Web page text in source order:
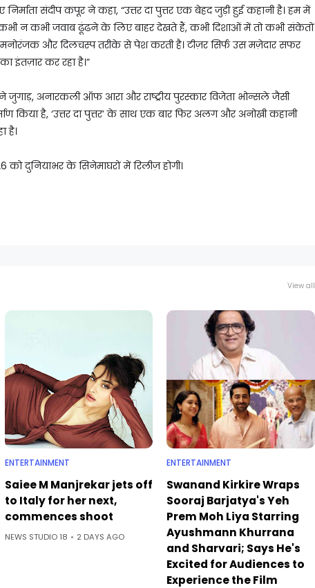
संदीप कपूर ने कहा, “उत्तर दा पुत्तर एक बेहद जुड़ी हुई कहानी है। हम में
न कभी जवाब ढूंढने के लिए बाहर देखते हैं, कभी दिशाओं में तो कभी संकेतों
मनोरंजक और दिलचस्प तरीके से पेश करती है। टीज़र सिर्फ उस मज़ेदार सफर
इंतज़ार कर रहा है।”
जुगाड़, अनारकली ऑफ आरा और राष्ट्रीय पुरस्कार विजेता भोन्सले जैसी
किया है, ‘उत्तर दा पुत्तर’ के साथ एक बार फिर अलग और अनोखी कहानी
है।
को दुनियाभर के सिनेमाघरों में रिलीज़ होगी।
View all
ENTERTAINMENT
Saiee M Manjrekar jets off
to Italy for her next,
commences shoot
NEWS STUDIO 18 2 DAYS AGO
ENTERTAINMENT
Swanand Kirkire Wraps
Sooraj Barjatya's Yeh
Prem Moh Liya Starring
Ayushmann Khurrana
and Sharvari; Says He's
Excited for Audiences to
Experience the Film